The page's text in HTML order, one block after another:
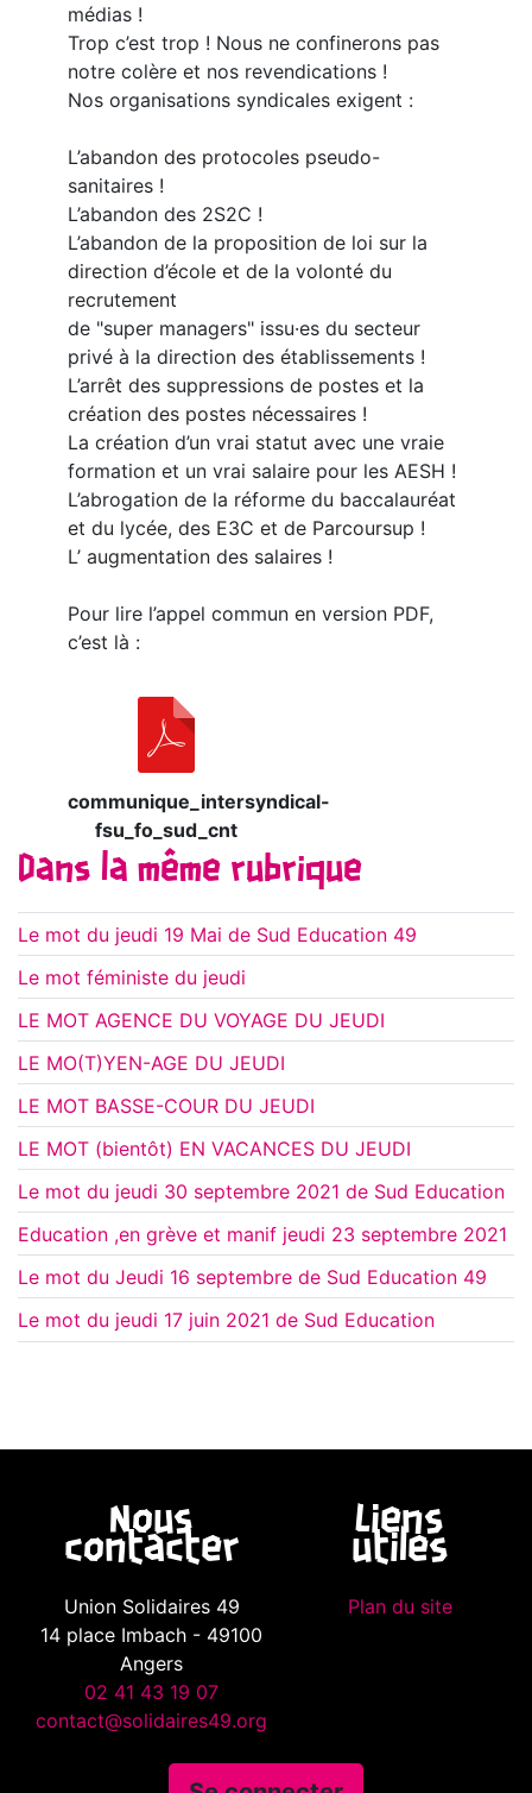
médias !
Trop c’est trop ! Nous ne confinerons pas
notre colère et nos revendications !
Nos organisations syndicales exigent :
L’abandon des protocoles pseudo-
sanitaires !
L’abandon des 2S2C !
L’abandon de la proposition de loi sur la
direction d’école et de la volonté du
recrutement
de "super managers" issu·es du secteur
privé à la direction des établissements !
L’arrêt des suppressions de postes et la
création des postes nécessaires !
La création d’un vrai statut avec une vraie
formation et un vrai salaire pour les AESH !
L’abrogation de la réforme du baccalauréat
et du lycée, des E3C et de Parcoursup !
L’ augmentation des salaires !
Pour lire l’appel commun en version PDF,
c’est là :
communique_intersyndical-
fsu_fo_sud_cnt
Dans la même rubrique
Le mot du jeudi 19 Mai de Sud Education 49
Le mot féministe du jeudi
LE MOT AGENCE DU VOYAGE DU JEUDI
LE MO(T)YEN-AGE DU JEUDI
LE MOT BASSE-COUR DU JEUDI
LE MOT (bientôt) EN VACANCES DU JEUDI
Le mot du jeudi 30 septembre 2021 de Sud Education
Education ,en grève et manif jeudi 23 septembre 2021
Le mot du Jeudi 16 septembre de Sud Education 49
Le mot du jeudi 17 juin 2021 de Sud Education
Nous
contacter
Union Solidaires 49
14 place Imbach - 49100
Angers
02 41 43 19 07
contact@solidaires49.org
Liens
utiles
Plan du site